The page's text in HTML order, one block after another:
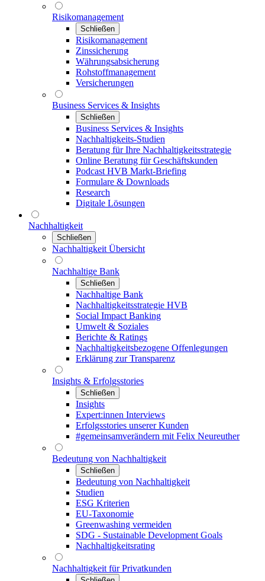
Risikomanagement
Schließen
Risikomanagement
Zinssicherung
Währungsabsicherung
Rohstoffmanagement
Versicherungen
Business Services & Insights
Schließen
Business Services & Insights
Nachhaltigkeits-Studien
Beratung für Ihre Nachhaltigkeitsstrategie
Online Beratung für Geschäftskunden
Podcast HVB Markt-Briefing
Formulare & Downloads
Research
Digitale Lösungen
Nachhaltigkeit
Schließen
Nachhaltigkeit Übersicht
Nachhaltige Bank
Schließen
Nachhaltige Bank
Nachhaltigkeitsstrategie HVB
Social Impact Banking
Umwelt & Soziales
Berichte & Ratings
Nachhaltigkeitsbezogene Offenlegungen
Erklärung zur Transparenz
Insights & Erfolgsstories
Schließen
Insights
Expert:innen Interviews
Erfolgsstories unserer Kunden
#gemeinsamverändern mit Felix Neureuther
Bedeutung von Nachhaltigkeit
Schließen
Bedeutung von Nachhaltigkeit
Studien
ESG Kriterien
EU-Taxonomie
Greenwashing vermeiden
SDG - Sustainable Development Goals
Nachhaltigkeitsrating
Nachhaltigkeit für Privatkunden